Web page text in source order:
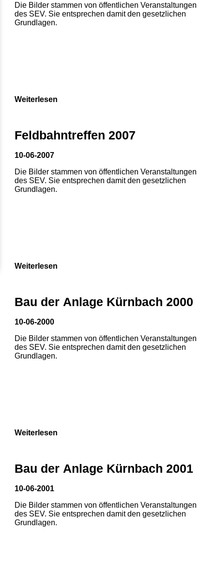
Die Bilder stammen von öffentlichen Veranstaltungen
des SEV. Sie entsprechen damit den gesetzlichen
Grundlagen.
Weiterlesen
Feldbahntreffen 2007
10-06-2007
Die Bilder stammen von öffentlichen Veranstaltungen
des SEV. Sie entsprechen damit den gesetzlichen
Grundlagen.
Weiterlesen
Bau der Anlage Kürnbach 2000
10-06-2000
Die Bilder stammen von öffentlichen Veranstaltungen
des SEV. Sie entsprechen damit den gesetzlichen
Grundlagen.
Weiterlesen
Bau der Anlage Kürnbach 2001
10-06-2001
Die Bilder stammen von öffentlichen Veranstaltungen
des SEV. Sie entsprechen damit den gesetzlichen
Grundlagen.